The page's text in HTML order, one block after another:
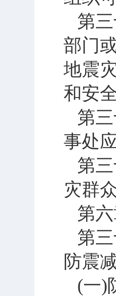
第
部门
地震
和安
第
事处
第
灾群
第
第
防震
(一)